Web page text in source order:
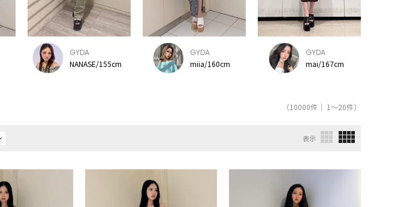
GYDA
NANASE/155cm
GYDA
miia/160cm
GYDA
mai/167cm
（10000件｜ 1～20件）
表示